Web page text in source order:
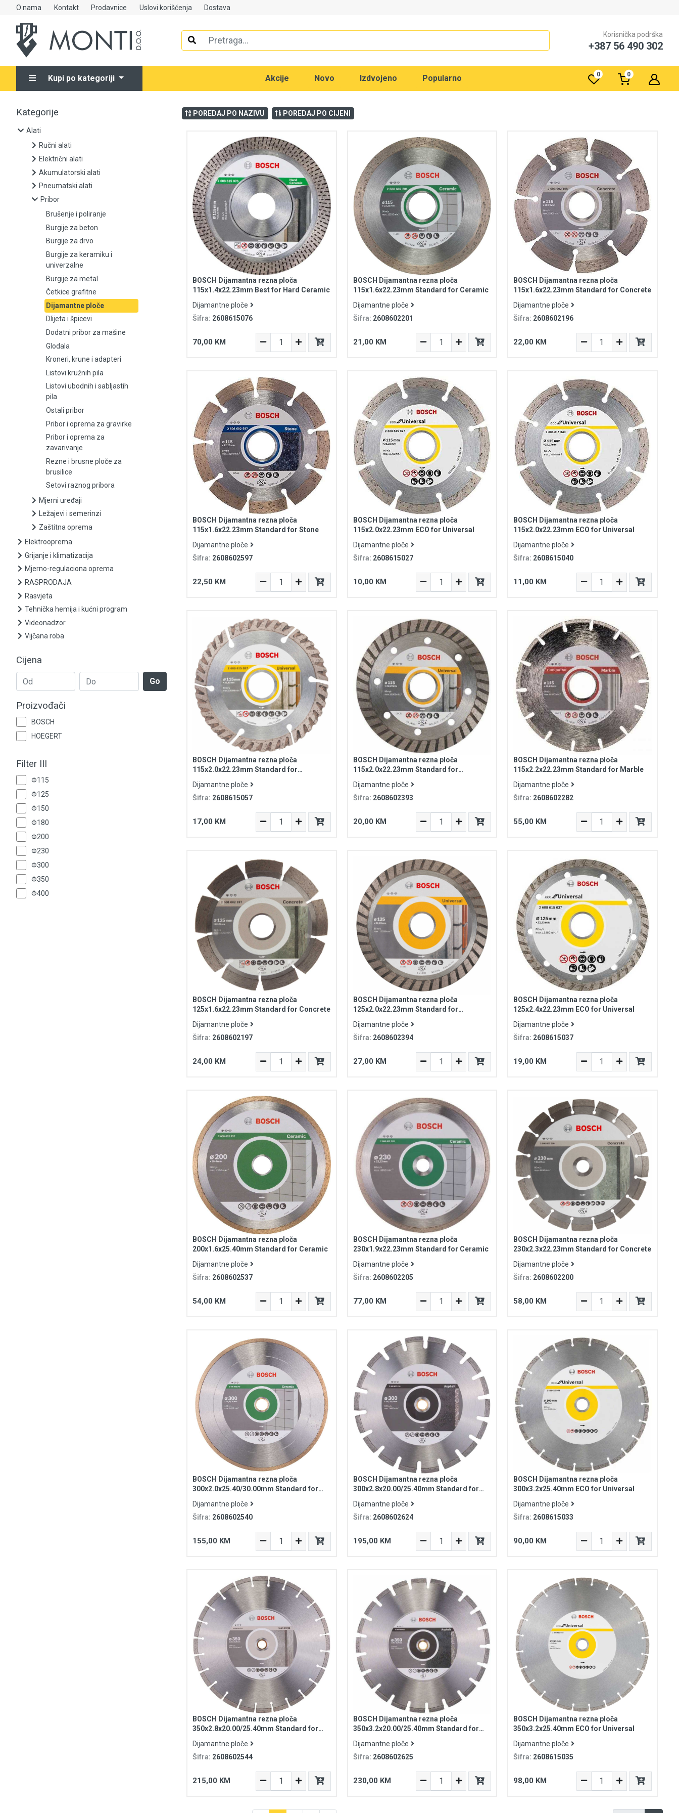
O nama Kontakt Prodavnice Uslovi korišćenja Dostava
Korisnička podrška
+387 56 490 302
Kupi po kategoriji Akcije Novo Izdvojeno Popularno 0 0
Alati
Ručni alati
Električni alati
Pneumatski alati
Brušenje i poliranje
Burgije za beton
Burgije za drvo
Burgije za keramiku i univerzalne
Burgije za metal
Četkice grafitne
Dijamantne ploče
Dlijeta i špicevi
Dodatni pribor za mašine
Glodala
Kroneri, krune i adapteri
Listovi kružnih pila
Listovi ubodnih i sabljastih pila
Ostali pribor
Pribor i oprema za gravirke
Pribor i oprema za zavarivanje
Rezne i brusne ploče za brusilice
Setovi raznog pribora
Mjerni uređaji
Zaštitna oprema
Elektrooprema
Grijanje i klimatizacija
Mjerno-regulaciona oprema
RASPRODAJA
Tehnička hemija i kućni program
Videonadzor
Vijčana roba
Kategorije
Alati
Ručni alati
Električni alati
Akumulatorski alati
Pneumatski alati
Pribor
Brušenje i poliranje
Burgije za beton
Burgije za drvo
Burgije za keramiku i
univerzalne
Burgije za metal
Četkice grafitne
Dijamantne ploče
Dlijeta i špicevi
Dodatni pribor za mašine
Glodala
Kroneri, krune i adapteri
Listovi kružnih pila
Listovi ubodnih i sabljastih
pila
Ostali pribor
Pribor i oprema za gravirke
Pribor i oprema za
zavarivanje
Rezne i brusne ploče za
brusilice
Setovi raznog pribora
Mjerni uređaji
Ležajevi i semerinzi
Zaštitna oprema
Elektrooprema
Grijanje i klimatizacija
Mjerno-regulaciona oprema
RASPRODAJA
Rasvjeta
Tehnička hemija i kućni program
Videonadzor
Vijčana roba
Cijena
Go
Proizvođači
BOSCH
HOEGERT
Filter III
Φ115
Φ125
Φ150
Φ180
Φ200
Φ230
Φ300
Φ350
Φ400
POREDAJ PO NAZIVU POREDAJ PO CIJENI
BOSCH Dijamantna rezna ploča
115x1.4x22.23mm Best for Hard Ceramic
Dijamantne ploče
Šifra: 2608615076
70,00 KM
BOSCH Dijamantna rezna ploča
115x1.6x22.23mm Standard for Ceramic
Dijamantne ploče
Šifra: 2608602201
21,00 KM
BOSCH Dijamantna rezna ploča
115x1.6x22.23mm Standard for Concrete
Dijamantne ploče
Šifra: 2608602196
22,00 KM
BOSCH Dijamantna rezna ploča
115x1.6x22.23mm Standard for Stone
Dijamantne ploče
Šifra: 2608602597
22,50 KM
BOSCH Dijamantna rezna ploča
115x2.0x22.23mm ECO for Universal
Dijamantne ploče
Šifra: 2608615027
10,00 KM
BOSCH Dijamantna rezna ploča
115x2.0x22.23mm ECO for Universal
Dijamantne ploče
Šifra: 2608615040
11,00 KM
BOSCH Dijamantna rezna ploča
115x2.0x22.23mm Standard for
Dijamantne ploče
Šifra: 2608615057
17,00 KM
BOSCH Dijamantna rezna ploča
115x2.0x22.23mm Standard for
Dijamantne ploče
Šifra: 2608602393
20,00 KM
BOSCH Dijamantna rezna ploča
115x2.2x22.23mm Standard for Marble
Dijamantne ploče
Šifra: 2608602282
55,00 KM
BOSCH Dijamantna rezna ploča
125x1.6x22.23mm Standard for Concrete
Dijamantne ploče
Šifra: 2608602197
24,00 KM
BOSCH Dijamantna rezna ploča
125x2.0x22.23mm Standard for
Dijamantne ploče
Šifra: 2608602394
27,00 KM
BOSCH Dijamantna rezna ploča
125x2.4x22.23mm ECO for Universal
Dijamantne ploče
Šifra: 2608615037
19,00 KM
BOSCH Dijamantna rezna ploča
200x1.6x25.40mm Standard for Ceramic
Dijamantne ploče
Šifra: 2608602537
54,00 KM
BOSCH Dijamantna rezna ploča
230x1.9x22.23mm Standard for Ceramic
Dijamantne ploče
Šifra: 2608602205
77,00 KM
BOSCH Dijamantna rezna ploča
230x2.3x22.23mm Standard for Concrete
Dijamantne ploče
Šifra: 2608602200
58,00 KM
BOSCH Dijamantna rezna ploča
300x2.0x25.40/30.00mm Standard for
Dijamantne ploče
Šifra: 2608602540
155,00 KM
BOSCH Dijamantna rezna ploča
300x2.8x20.00/25.40mm Standard for
Dijamantne ploče
Šifra: 2608602624
195,00 KM
BOSCH Dijamantna rezna ploča
300x3.2x25.40mm ECO for Universal
Dijamantne ploče
Šifra: 2608615033
90,00 KM
BOSCH Dijamantna rezna ploča
350x2.8x20.00/25.40mm Standard for
Dijamantne ploče
Šifra: 2608602544
215,00 KM
BOSCH Dijamantna rezna ploča
350x3.2x20.00/25.40mm Standard for
Dijamantne ploče
Šifra: 2608602625
230,00 KM
BOSCH Dijamantna rezna ploča
350x3.2x25.40mm ECO for Universal
Dijamantne ploče
Šifra: 2608615035
98,00 KM